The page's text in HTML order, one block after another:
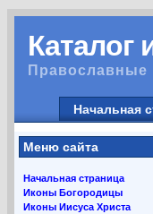
Каталог
Православные
Начальная
Меню сайта
Начальная страница
Иконы Богородицы
Иконы Иисуса Христа